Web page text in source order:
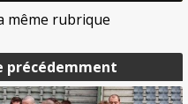
précédemment
même rubrique